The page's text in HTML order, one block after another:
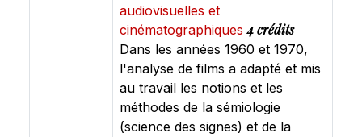
audiovisuelles et
cinématographiques4 crédits
Dans les années 1960 et 1970,
l'analyse de films a adapté et mis
au travail les notions et les
méthodes de la sémiologie
(science des signes) et de la